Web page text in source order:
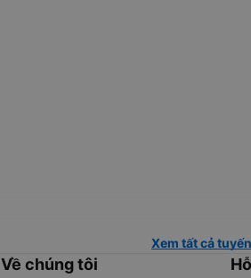
Xem tất cả
Về chúng tôi